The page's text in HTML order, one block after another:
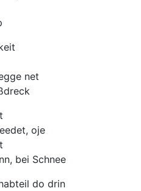
net
oje
bei Schnee
do drin